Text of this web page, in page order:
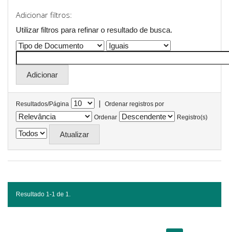
Adicionar filtros:
Utilizar filtros para refinar o resultado de busca.
Resultados/Página |
Ordenar registros por
Ordenar
Registro(s)
Resultado 1-1 de 1.